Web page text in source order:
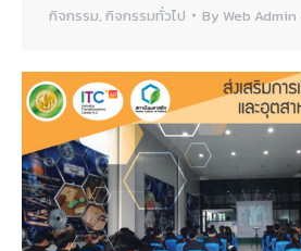
กิจกรรม, กิจกรรมทั่วไป By Web Admin